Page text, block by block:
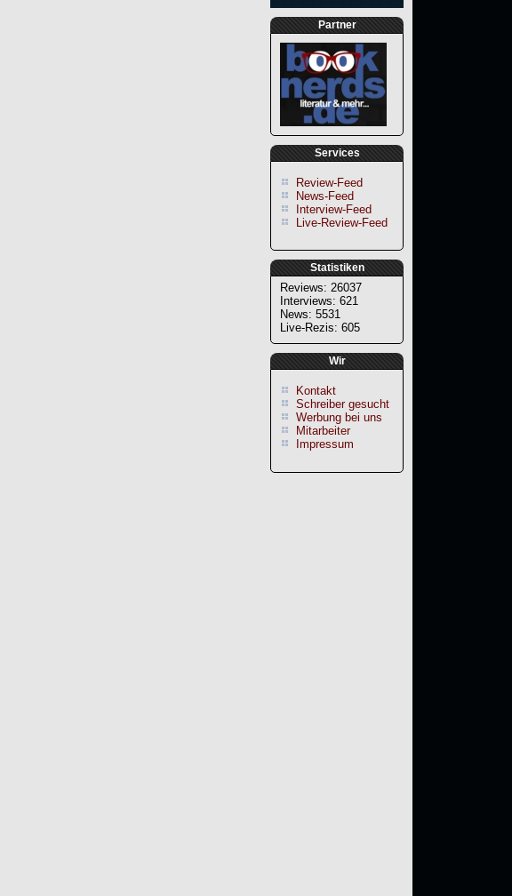
Partner
Services
Review-Feed
News-Feed
Interview-Feed
Live-Review-Feed
Statistiken
Reviews: 26037
Interviews: 621
News: 5531
Live-Rezis: 605
Wir
Kontakt
Schreiber gesucht
Werbung bei uns
Mitarbeiter
Impressum